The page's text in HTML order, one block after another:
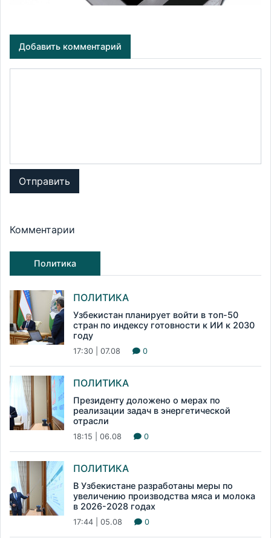
Добавить комментарий
Отправить
Комментарии
Политика
ПОЛИТИКА
Узбекистан планирует войти в топ-50
стран по индексу готовности к ИИ к 2030
году
17:30 | 07.08 0
ПОЛИТИКА
Президенту доложено о мерах по
реализации задач в энергетической
отрасли
18:15 | 06.08 0
ПОЛИТИКА
В Узбекистане разработаны меры по
увеличению производства мяса и молока
в 2026-2028 годах
17:44 | 05.08 0